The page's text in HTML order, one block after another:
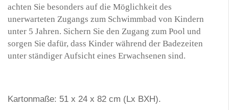
achten Sie besonders auf die Möglichkeit des
unerwarteten Zugangs zum Schwimmbad von Kindern
unter 5 Jahren. Sichern Sie den Zugang zum Pool und
sorgen Sie dafür, dass Kinder während der Badezeiten
unter ständiger Aufsicht eines Erwachsenen sind.
Kartonmaße: 51 x 24 x 82 cm (Lx BXH).